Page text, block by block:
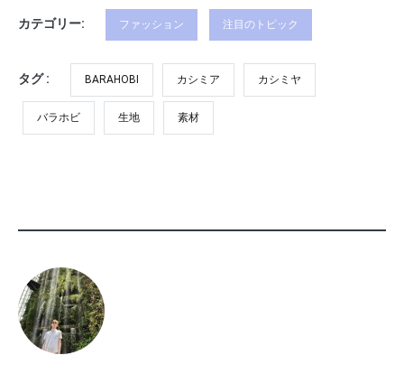
カテゴリー: ファッション 注目のトピック
タグ : BARAHOBI カシミア カシミヤ
バラホビ 生地 素材